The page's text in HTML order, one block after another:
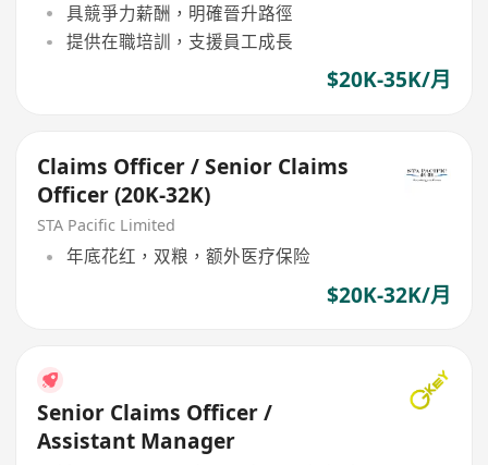
具競爭力薪酬，明確晉升路徑
提供在職培訓，支援員工成長
$20K-35K/月
Claims Officer / Senior Claims
Officer (20K-32K)
STA Pacific Limited
年底花红，双粮，额外医疗保险
$20K-32K/月
Senior Claims Officer /
Assistant Manager